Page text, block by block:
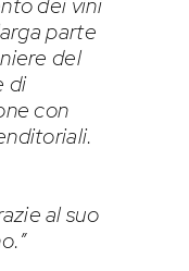
parte
del
di
con
al suo